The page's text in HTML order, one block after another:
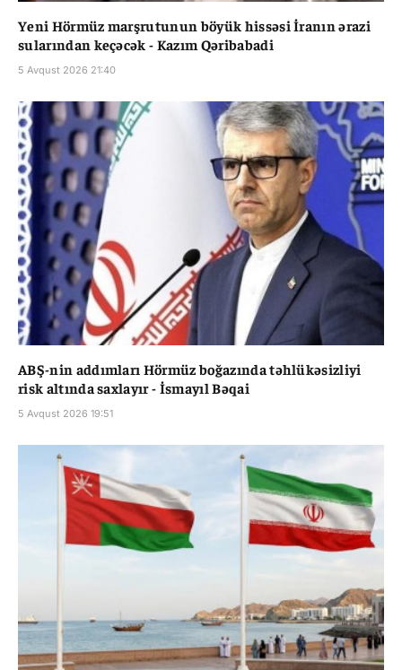
Yeni Hörmüz marşrutunun böyük hissəsi İranın ərazi
sularından keçəcək - Kazım Qəribabadi
5 Avqust 2026 21:40
ABŞ-nin addımları Hörmüz boğazında təhlükəsizliyi
risk altında saxlayır - İsmayıl Bəqai
5 Avqust 2026 19:51